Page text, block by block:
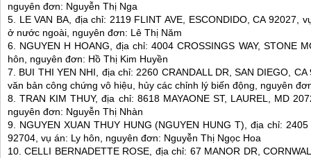
nguyên đơn: Nguyễn Thị Nga
5. LE VAN BA, địa chỉ: 2119 FLINT AVE, ESCONDIDO, CA 92027,
ở nước ngoài, nguyên đơn: Lê Thị Năm
6. NGUYEN H HOANG, địa chỉ: 4004 CROSSINGS WAY, STONE
hôn, nguyên đơn: Hồ Thị Kim Huyền
7. BUI THI YEN NHI, địa chỉ: 2260 CRANDALL DR, SAN DIEGO,
văn bản công chứng vô hiệu, hủy các chỉnh lý biến động, nguyên
8. TRAN KIM THUY, địa chỉ: 8618 MAYAONE ST, LAUREL, MD
nguyên đơn: Nguyễn Thị Nhàn
9. NGUYEN XUAN THUY HUNG (NGUYEN HUNG T), địa chỉ: 2405
92704, vụ án: Ly hôn, nguyên đơn: Nguyễn Thị Ngọc Hoa
10. CELLI BERNADETTE ROSE, địa chỉ: 67 MANOR DR,